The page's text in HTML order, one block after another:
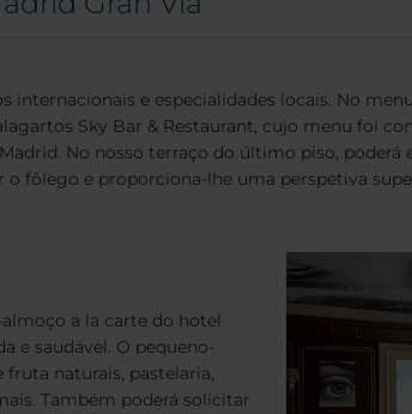
e especialidades locais. No
Sky Bar & Restaurant, cujo menu foi
No nosso terraço do último piso,
o fôlego e proporciona-lhe uma perspetiva
a la carte do hotel
e saudável. O pequeno-
naturais, pastelaria,
Também poderá solicitar